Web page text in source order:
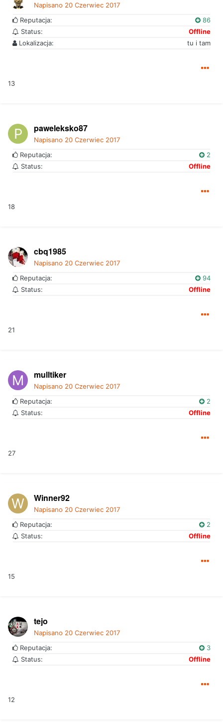
Napisano 20 Czerwiec 2017
Reputacja:
86
Status:
Offline
Lokalizacja:
tu i tam
13
paweleksko87
Napisano 20 Czerwiec 2017
Reputacja:
2
Status:
Offline
18
cbq1985
Napisano 20 Czerwiec 2017
Reputacja:
94
Status:
Offline
21
mulltiker
Napisano 20 Czerwiec 2017
Reputacja:
2
Status:
Offline
27
Winner92
Napisano 20 Czerwiec 2017
Reputacja:
2
Status:
Offline
15
tejo
Napisano 20 Czerwiec 2017
Reputacja:
3
Status:
Offline
12